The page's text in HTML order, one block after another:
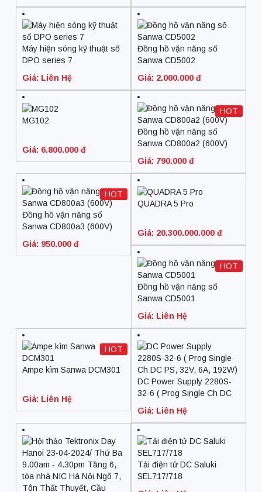
Máy hiện sóng kỹ thuật số
DPO series 7
Giá: Liên Hệ
Đồng hồ vặn năng số
Sanwa CD5002
Giá: 2.000.000 đ
MG102
Giá: 6.800.000 đ
Đồng hồ vặn năng số
Sanwa CD800a2 (600V)
Giá: 790.000 đ
HOT
Đồng hồ vặn năng số
Sanwa CD800a3 (600V)
Giá: 950.000 đ
HOT
QUADRA 5 Pro
Giá: 20.300.000.000 đ
Đồng hồ vặn năng số
Sanwa CD5001
Giá: Liên Hệ
HOT
Ampe kìm Sanwa DCM301
Giá: Liên Hệ
HOT
DC Power Supply 2280S-
32-6 ( Prog Single Ch DC
Giá: Liên Hệ
Tải điện tử DC Saluki
SEL717/718